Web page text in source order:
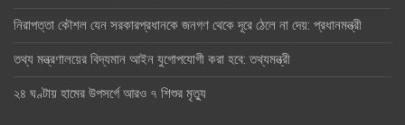
নিরাপত্তা কৌশল যেন সরকারপ্রধানকে জনগণ থেকে দূরে ঠেলে না দেয়: প্রধানমন্ত্রী
তথ্য মন্ত্রণালয়ের বিদ্যমান আইন যুগোপযোগী করা হবে: তথ্যমন্ত্রী
২৪ ঘণ্টায় হামের উপসর্গে আরও ৭ শিশুর মৃত্যু